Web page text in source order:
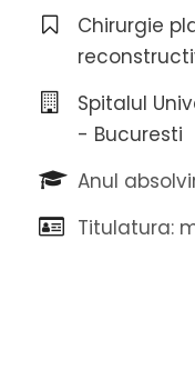
Chirurgie
Spitalul
- Bucuresti
Anul
Titulatura: